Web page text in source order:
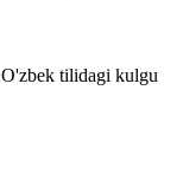
tilidagi kulgu